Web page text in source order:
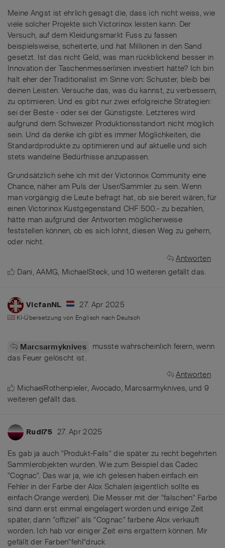
Meine Angst ist ehrlich gesagt die, dass ich nicht weiss, wie
viele solcher Projekte sich Victorinox leisten kann. Der
Versuch, auf dem Kleidungsmarkt Fuss zu fassen
beispielsweise, scheiterte, und hat Millionen in den Sand
gesetzt. Ist das nicht Geld, was man rückblickend besser in
Innovation der Taschenmesserlinien investiert hätte? Ich bin
halt eher der Traditionalist im Sinne von: Schuster, bleib bei
deinen Leisten. Versuche das, was du kannst, zu verbessern,
zu optimieren. Und es gibt nur zwei erfolgreiche Strategien:
sei der Beste - oder sei der Günstigste. Letzteres wird
aufgrund dem Schweizer Produktionsstandort nicht möglich
sein. Und da denke ich gibt es immer Möglichkeiten, die
Standardprodukte zu optimieren und auf aktuelle und sich
stets wandelne Bedürfnisse anzupassen.
Grundsätzlich sehe ich mit der Victorinox Community eine
Chance, näher am Puls der User/Sammler zu sein. Wenn
man vorgängig die Leute befragt hat, ob sie bereit wären, für
einen Victorinox Kustgegenstand CHF 500.- zu bezahlen,
hätte man aufgrund der Antworten möglicherweise
feststellen können, ob es sich lohnt, diesen Weg zu gehern,
oder nicht.
Antworten
Dani,AAMG, MichaelSteck, und10 weiteren gefällt das.
VicfanNL 27. Apr 2025
KI-Übersetzung von Englisch nach Deutsch
Marcsarmyknives
musste wahrscheinlich feiern, wenn
das Feuer gelöscht ist.
Antworten
MichaelRothenpieler, Avocado, Marcsarmyknives, und 9
weiteren gefällt das.
Rudi75 27. Apr 2025
Es gab ja auch "Produkt-Fails" die später zu recht begehrten
Sammlerobjekten wurden. Wie zum Beispiel das Cadec
"Cognac". Das war ja, wie ich gelesen haben einfach ein
Fehler in der Farbe der Alox Schalen (eigentlich sollte es
einfach Orange werden). Die Messer mit der "falschen" Farbe
sind dann erst einmal eingelagert worden und einige Zeit
später, dann "offiziel" als "Cognac" farbene Alox verkauft
worden. Ich hab vor einiger Zeit eins ergattern können. Mir
gefällt der Farben"fehl"druck